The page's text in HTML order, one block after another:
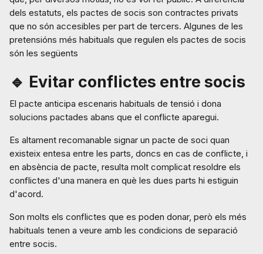
dels estatuts, els pactes de socis son contractes privats
que no són accesibles per part de tercers. Algunes de les
pretensións més habituals que regulen els pactes de socis
són les següents
🔹 Evitar conflictes entre socis
El pacte anticipa escenaris habituals de tensió i dona
solucions pactades abans que el conflicte aparegui.
Es altament recomanable signar un pacte de soci quan
existeix entesa entre les parts, doncs en cas de conflicte, i
en absència de pacte, resulta molt complicat resoldre els
conflictes d'una manera en què les dues parts hi estiguin
d'acord.
Son molts els conflictes que es poden donar, però els més
habituals tenen a veure amb les condicions de separació
entre socis.